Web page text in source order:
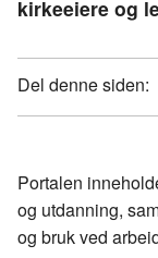
kirkeeiere og
Del denne siden:
Portalen
og utdanning,
og bruk ved